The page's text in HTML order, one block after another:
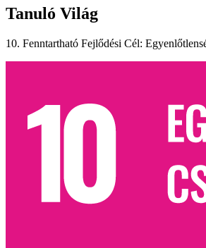
Tanuló Világ
10. Fenntartható Fejlődési Cél: